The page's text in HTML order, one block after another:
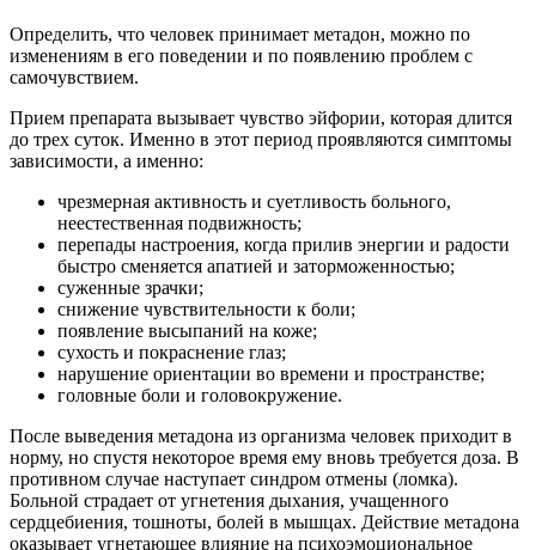
Определить, что человек принимает метадон, можно по
изменениям в его поведении и по появлению проблем с
самочувствием.
Прием препарата вызывает чувство эйфории, которая длится
до трех суток. Именно в этот период проявляются симптомы
зависимости, а именно:
чрезмерная активность и суетливость больного,
неестественная подвижность;
перепады настроения, когда прилив энергии и радости
быстро сменяется апатией и заторможенностью;
суженные зрачки;
снижение чувствительности к боли;
появление высыпаний на коже;
сухость и покраснение глаз;
нарушение ориентации во времени и пространстве;
головные боли и головокружение.
После выведения метадона из организма человек приходит в
норму, но спустя некоторое время ему вновь требуется доза. В
противном случае наступает синдром отмены (ломка).
Больной страдает от угнетения дыхания, учащенного
сердцебиения, тошноты, болей в мышцах. Действие метадона
оказывает угнетающее влияние на психоэмоциональное